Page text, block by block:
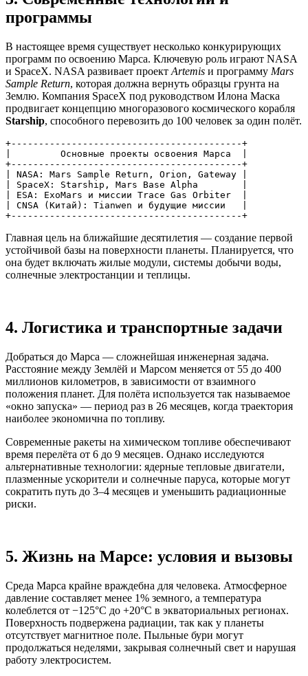
программы
В настоящее время существует несколько конкурирующих
программ по освоению Марса. Ключевую роль играют NASA
и SpaceX. NASA развивает проект Artemis и программу Mars
Sample Return, которая должна вернуть образцы грунта на
Землю. Компания SpaceX под руководством Илона Маска
продвигает концепцию многоразового космического корабля
Starship, способного перевозить до 100 человек за один полёт.
+------------------------------------------+
|         Основные проекты освоения Марса  |
+------------------------------------------+
| NASA: Mars Sample Return, Orion, Gateway |
| SpaceX: Starship, Mars Base Alpha        |
| ESA: ExoMars и миссии Trace Gas Orbiter  |
| CNSA (Китай): Tianwen и будущие миссии   |
Главная цель на ближайшие десятилетия — создание первой
устойчивой базы на поверхности планеты. Планируется, что
она будет включать жилые модули, системы добычи воды,
солнечные электростанции и теплицы.
4. Логистика и транспортные задачи
Добраться до Марса — сложнейшая инженерная задача.
Расстояние между Землёй и Марсом меняется от 55 до 400
миллионов километров, в зависимости от взаимного
положения планет. Для полёта используется так называемое
«окно запуска» — период раз в 26 месяцев, когда траектория
наиболее экономична по топливу.
Современные ракеты на химическом топливе обеспечивают
время перелёта от 6 до 9 месяцев. Однако исследуются
альтернативные технологии: ядерные тепловые двигатели,
плазменные ускорители и солнечные паруса, которые могут
сократить путь до 3–4 месяцев и уменьшить радиационные
риски.
5. Жизнь на Марсе: условия и вызовы
Среда Марса крайне враждебна для человека. Атмосферное
давление составляет менее 1% земного, а температура
колеблется от −125°C до +20°C в экваториальных регионах.
Поверхность подвержена радиации, так как у планеты
отсутствует магнитное поле. Пыльные бури могут
продолжаться неделями, закрывая солнечный свет и нарушая
работу электросистем.